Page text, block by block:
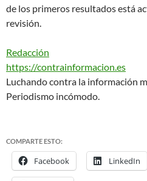
de los primeros resultados está
revisión.
Redacción
https://contrainformacion.es
Luchando contra la información
Periodismo incómodo.
COMPARTE ESTO:
Facebook LinkedIn